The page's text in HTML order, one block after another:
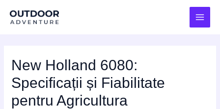
New Holland 6080:
Specificații și Fiabilitate
pentru Agricultura
navigation